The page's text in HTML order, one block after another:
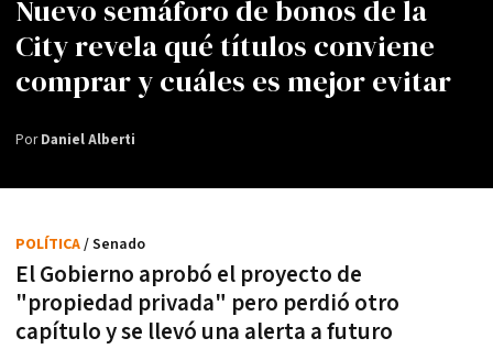
Nuevo semáforo de bonos de la
City revela qué títulos conviene
comprar y cuáles es mejor evitar
PorDaniel Alberti
El Gobierno aprobó el proyecto de
"propiedad privada" pero perdió otro
capítulo y se llevó una alerta a futuro
POLÍTICA/ Senado